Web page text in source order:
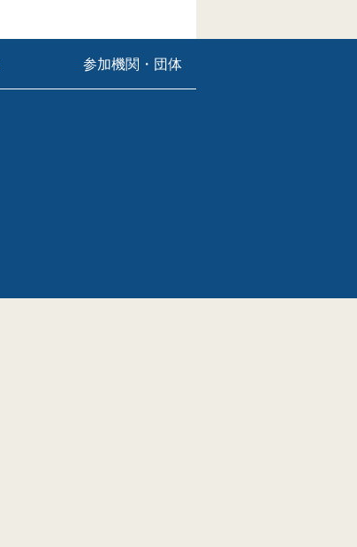
参加機関・団体